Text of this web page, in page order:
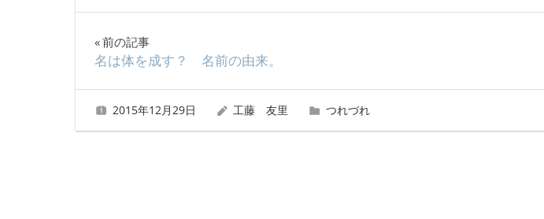
投
稿
ナ
ビ
前の記事
名は体を成す？ 名前の由来。
2015年12月29日 工藤 友里 つれづれ